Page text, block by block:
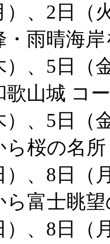
）、2日
・雨晴海
）、5日
歌山城 コ
）、5日（
ら桜の名
）、8日
ら富士眺
）、8日（